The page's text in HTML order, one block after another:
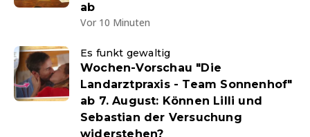
ab
Vor 10 Minuten
Es funkt gewaltig
Wochen-Vorschau "Die
Landarztpraxis - Team Sonnenhof"
ab 7. August: Können Lilli und
Sebastian der Versuchung
widerstehen?